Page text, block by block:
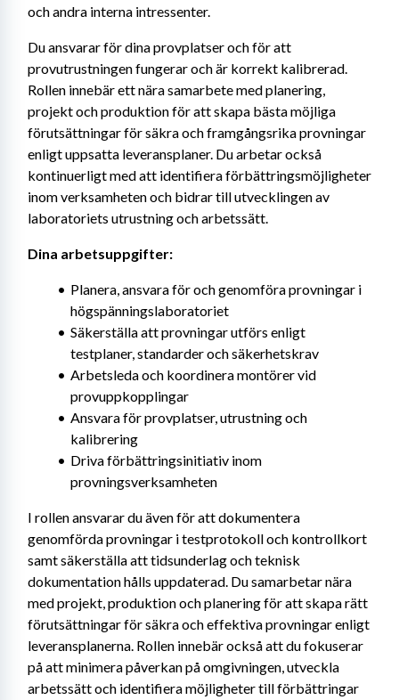
och andra interna intressenter.
Du ansvarar för dina provplatser och för att
provutrustningen fungerar och är korrekt kalibrerad.
Rollen innebär ett nära samarbete med planering,
projekt och produktion för att skapa bästa möjliga
förutsättningar för säkra och framgångsrika provningar
enligt uppsatta leveransplaner. Du arbetar också
kontinuerligt med att identifiera förbättringsmöjligheter
inom verksamheten och bidrar till utvecklingen av
laboratoriets utrustning och arbetssätt.
Dina arbetsuppgifter:
Planera, ansvara för och genomföra provningar i
högspänningslaboratoriet
Säkerställa att provningar utförs enligt
testplaner, standarder och säkerhetskrav
Arbetsleda och koordinera montörer vid
provuppkopplingar
Ansvara för provplatser, utrustning och
kalibrering
Driva förbättringsinitiativ inom
provningsverksamheten
I rollen ansvarar du även för att dokumentera
genomförda provningar i testprotokoll och kontrollkort
samt säkerställa att tidsunderlag och teknisk
dokumentation hålls uppdaterad. Du samarbetar nära
med projekt, produktion och planering för att skapa rätt
förutsättningar för säkra och effektiva provningar enligt
leveransplanerna. Rollen innebär också att du fokuserar
på att minimera påverkan på omgivningen, utveckla
arbetssätt och identifiera möjligheter till förbättringar